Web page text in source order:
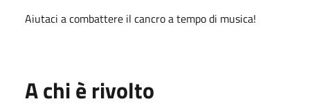
Aiutaci a combattere il cancro a tempo di musica!
A chi è rivolto